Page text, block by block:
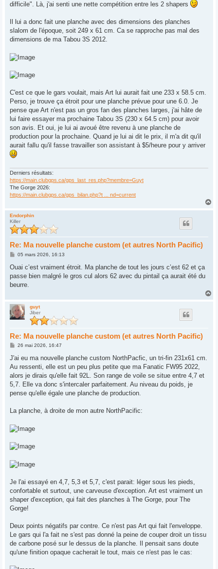
difficile". Là, j'ai senti une nette compétition entre les 2 shapers
Il lui a donc fait une planche avec des dimensions des planches
slalom de l'époque, soit 249 x 61 cm. Ca se rapproche pas mal des
dimensions de ma Tabou 3S 2012.
C'est ce que le gars voulait, mais Art lui aurait fait une 233 x 58.5 cm.
Perso, je trouve ça étroit pour une planche prévue pour une 6.0. Je
pense que Art n'est pas un gros fan des planches larges, j'ai hâte de
lui faire essayer ma prochaine Tabou 3S (230 x 64.5 cm) pour avoir
son avis. Et oui, je lui ai avoué être revenu à une planche de
production pour la prochaine. Quand je lui ai dit le prix, il m'a dit qu'il
aurait fallu qu'il fasse travailler son assistant à $5/heure pour y arriver
Derniers résultats:
https://main.clubgps.ca/gps_last_res.php?membre=Guyt
The Gorge 2026:
https://main.clubgps.ca/gps_bilan.php?t ... nd=current
Endorphin
Killer
Re: Ma nouvelle planche custom (et autres North Pacific)
M
s
a
g
05 mars 2026, 16:13
Ouai c’est vraiment étroit. Ma planche de tout les jours c’est 62 et ça
passe bien malgré le gros cul alors 62 avec du pintail ça aurait été du
beurre.
a
guyt
Jiber
Re: Ma nouvelle planche custom (et autres North Pacific)
M
s
a
g
26 mai 2026, 16:47
J'ai eu ma nouvelle planche custom NorthPacfic, un tri-fin 231x61 cm.
Au ressenti, elle est un peu plus petite que ma Fanatic FW95 2022,
alors je dirais qu'elle fait 92L. Son range de voile se situe entre 4,7 et
5,7. Elle va donc s'intercaler parfaitement. Au niveau du poids, je
pense qu'elle égale une planche de production.
La planche, à droite de mon autre NorthPacific:
Je l'ai essayé en 4,7, 5,3 et 5,7, c'est parait: léger sous les pieds,
confortable et surtout, une carveuse d'exception. Art est vraiment un
shaper d'exception, qui fait des planches à The Gorge, pour The
Gorge!
Deux points négatifs par contre. Ce n'est pas Art qui fait l'enveloppe.
Le gars qui l'a fait ne s'est pas donné la peine de couper droit un tissu
de carbone posé sur le dessus de la planche. Il pensait sans doute
qu'une finition opaque cacherait le tout, mais ce n'est pas le cas: